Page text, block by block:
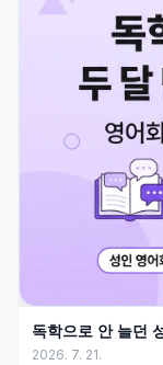
독학으로 안 늘던
2026. 7. 21.